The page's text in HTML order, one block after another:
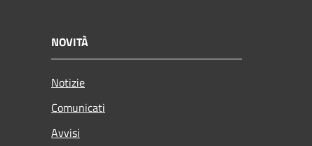
NOVITÀ
Notizie
Comunicati
Avvisi